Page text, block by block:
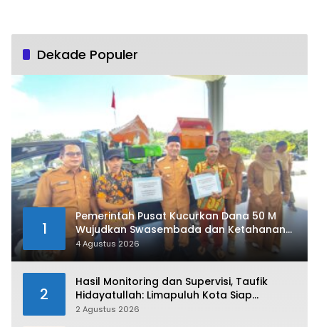
Dekade Populer
1
Pemerintah Pusat Kucurkan Dana 50 M
Wujudkan Swasembada dan Ketahanan
Pangan di Kabupaten 50 Kota
4 Agustus 2026
2
Hasil Monitoring dan Supervisi, Taufik
Hidayatullah: Limapuluh Kota Siap
Kirimkan Atlet Terbaiknya Pada Porprov
2 Agustus 2026